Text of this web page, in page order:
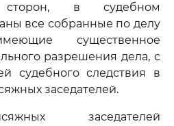
сторон, в судебном
все собранные по делу
существенное
разрешения дела, с
судебного следствия в
заседателей.
заседателей